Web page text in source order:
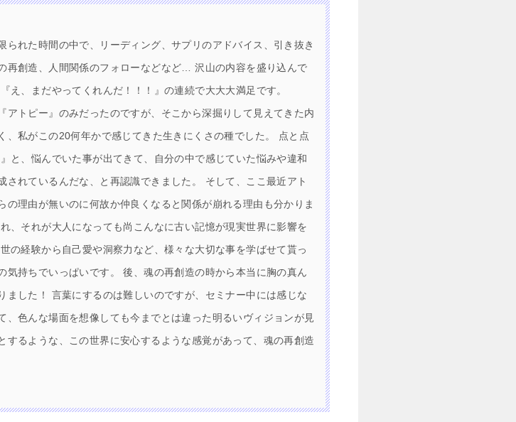
れた時間の中で、リーディング、サプリのアドバイス、引き抜き
再創造、人間関係のフォローなどなど… 沢山の内容を盛り込んで
え、まだやってくれんだ！！！』の連続で大大大満足です。
トピー』のみだったのですが、そこから深掘りして見えてきた内
私がこの20何年かで感じてきた生きにくさの種でした。 点と点
と、悩んでいた事が出てきて、自分の中で感じていた悩みや違和
れているんだな、と再認識できました。 そして、ここ最近アト
理由が無いのに何故か仲良くなると関係が崩れる理由も分かりま
、それが大人になっても尚こんなに古い記憶が現実世界に影響を
の経験から自己愛や洞察力など、様々な大切な事を学ばせて貰っ
持ちでいっぱいです。 後、魂の再創造の時から本当に胸の真ん
した！ 言葉にするのは難しいのですが、セミナー中には感じな
色んな場面を想像しても今までとは違った明るいヴィジョンが見
するような、この世界に安心するような感覚があって、魂の再創造